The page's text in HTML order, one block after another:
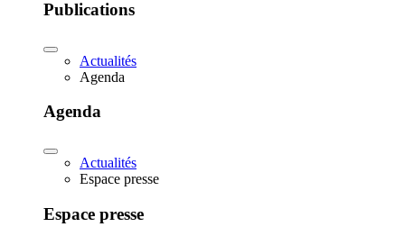
Publications
Actualités
Agenda
Agenda
Actualités
Espace presse
Espace presse